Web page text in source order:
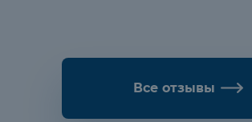
Все отзывы